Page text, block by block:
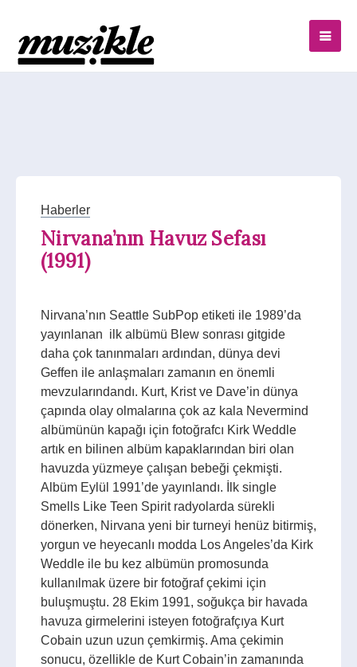
Haberler
Nirvana’nın Havuz Sefası
(1991)
Nirvana’nın Seattle SubPop etiketi ile 1989’da
yayınlanan ilk albümü Blew sonrası gitgide
daha çok tanınmaları ardından, dünya devi
Geffen ile anlaşmaları zamanın en önemli
mevzularındandı. Kurt, Krist ve Dave’in dünya
çapında olay olmalarına çok az kala Nevermind
albümünün kapağı için fotoğrafcı Kirk Weddle
artık en bilinen albüm kapaklarından biri olan
havuzda yüzmeye çalışan bebeği çekmişti.
Albüm Eylül 1991’de yayınlandı. İlk single
Smells Like Teen Spirit radyolarda sürekli
dönerken, Nirvana yeni bir turneyi henüz bitirmiş,
yorgun ve heyecanlı modda Los Angeles’da Kirk
Weddle ile bu kez albümün promosunda
kullanılmak üzere bir fotoğraf çekimi için
buluşmuştu. 28 Ekim 1991, soğukça bir havada
havuza girmelerini isteyen fotoğrafçıya Kurt
Cobain uzun uzun çemkirmiş. Ama çekimin
sonucu, özellikle de Kurt Cobain’in zamanında